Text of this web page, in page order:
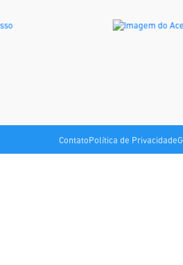
Contato Política de Privacidade